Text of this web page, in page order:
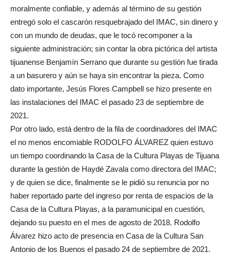
moralmente confiable, y además al término de su gestión
entregó solo el cascarón resquebrajado del IMAC, sin dinero y
con un mundo de deudas, que le tocó recomponer a la
siguiente administración; sin contar la obra pictórica del artista
tijuanense Benjamín Serrano que durante su gestión fue tirada
a un basurero y aún se haya sin encontrar la pieza. Como
dato importante, Jesús Flores Campbell se hizo presente en
las instalaciones del IMAC el pasado 23 de septiembre de
2021.
Por otro lado, está dentro de la fila de coordinadores del IMAC
el no menos encomiable RODOLFO ÁLVAREZ quien estuvo
un tiempo coordinando la Casa de la Cultura Playas de Tijuana
durante la gestión de Haydé Zavala como directora del IMAC;
y de quien se dice, finalmente se le pidió su renuncia por no
haber reportado parte del ingreso por renta de espacios de la
Casa de la Cultura Playas, a la paramunicipal en cuestión,
dejando su puesto en el mes de agosto de 2018. Rodolfo
Álvarez hizo acto de presencia en Casa de la Cultura San
Antonio de los Buenos el pasado 24 de septiembre de 2021.